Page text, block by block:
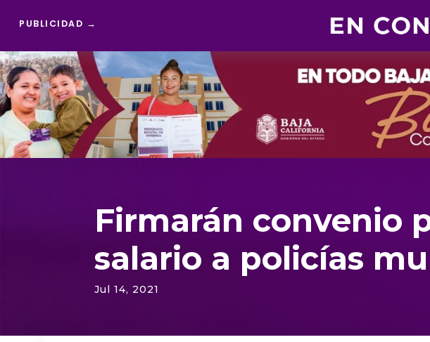
PUBLICIDAD →
Reproductor
de
vídeo
Firmarán convenio
salario a policías
Jul 14, 2021